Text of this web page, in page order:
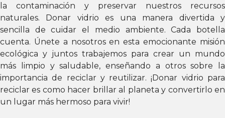
la contaminación y preservar nuestros recursos
naturales. Donar vidrio es una manera divertida y
sencilla de cuidar el medio ambiente. Cada botella
cuenta. Únete a nosotros en esta emocionante misión
ecológica y juntos trabajemos para crear un mundo
más limpio y saludable, enseñando a otros sobre la
importancia de reciclar y reutilizar. ¡Donar vidrio para
reciclar es como hacer brillar al planeta y convertirlo en
un lugar más hermoso para vivir!